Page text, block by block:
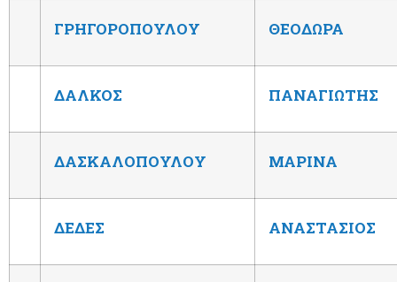
ΓΡΗΓΟΡΟΠΟΥΛΟΥ ΘΕΟΔΩΡΑ
ΔΑΛΚΟΣ ΠΑΝΑΓΙΩΤΗΣ
ΔΑΣΚΑΛΟΠΟΥΛΟΥ ΜΑΡΙΝΑ
ΔΕΔΕΣ ΑΝΑΣΤΑΣΙΟΣ